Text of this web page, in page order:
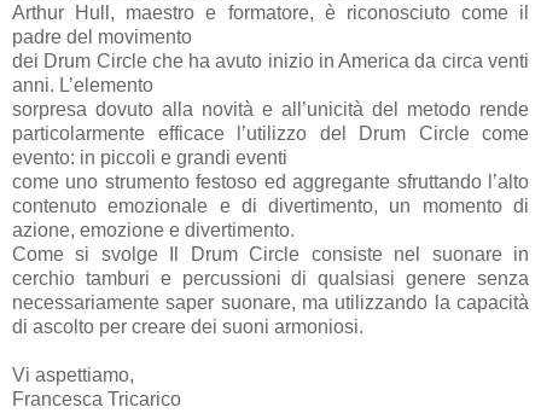
Arthur Hull, maestro e formatore, è riconosciuto come il
padre del movimento
dei Drum Circle che ha avuto inizio in America da circa venti
anni. L’elemento
sorpresa dovuto alla novità e all’unicità del metodo rende
particolarmente efficace l’utilizzo del Drum Circle come
evento: in piccoli e grandi eventi
come uno strumento festoso ed aggregante sfruttando l’alto
contenuto emozionale e di divertimento, un momento di
azione, emozione e divertimento.
Come si svolge Il Drum Circle consiste nel suonare in
cerchio tamburi e percussioni di qualsiasi genere senza
necessariamente saper suonare, ma utilizzando la capacità
di ascolto per creare dei suoni armoniosi.
Vi aspettiamo,
Francesca Tricarico